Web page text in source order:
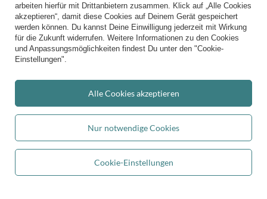
Bequeme Lieferung
arbeiten hierfür mit Drittanbietern zusammen. Klick auf „Alle Cookies
akzeptieren“, damit diese Cookies auf Deinem Gerät gespeichert
werden können. Du kannst Deine Einwilligung jederzeit mit Wirkung
für die Zukunft widerrufen. Weitere Informationen zu den Cookies
und Anpassungsmöglichkeiten findest Du unter den "Cookie-
Einstellungen".
Nur notwendige Cookies
Cookie-Einstellungen
Alle Cookies akzeptieren